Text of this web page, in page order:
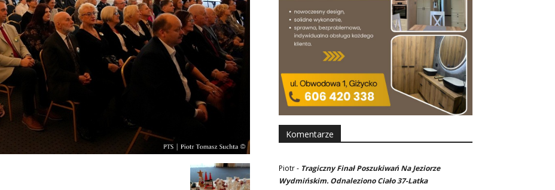
Komentarze
Piotr- Tragiczny Finał Poszukiwań Na Jeziorze
Wydmińskim. Odnaleziono Ciało 37-Latka